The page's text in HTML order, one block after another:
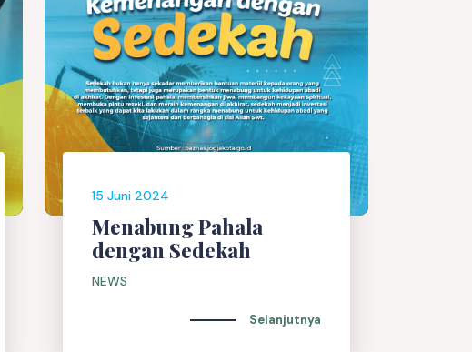
15 Juni 2024
Menabung Pahala
dengan Sedekah
NEWS
Selanjutnya